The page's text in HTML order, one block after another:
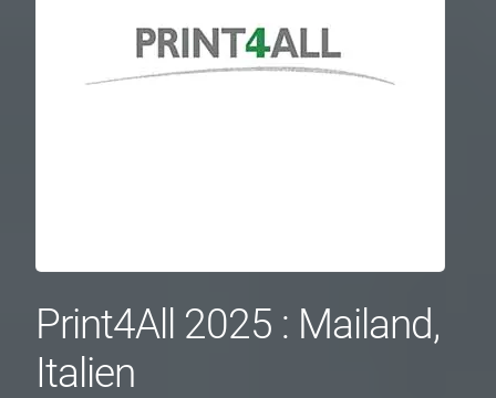
Print4All 2025 : Mailand,
Italien